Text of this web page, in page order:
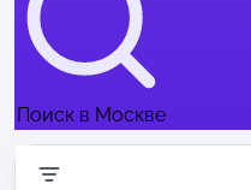
Поиск в Москве